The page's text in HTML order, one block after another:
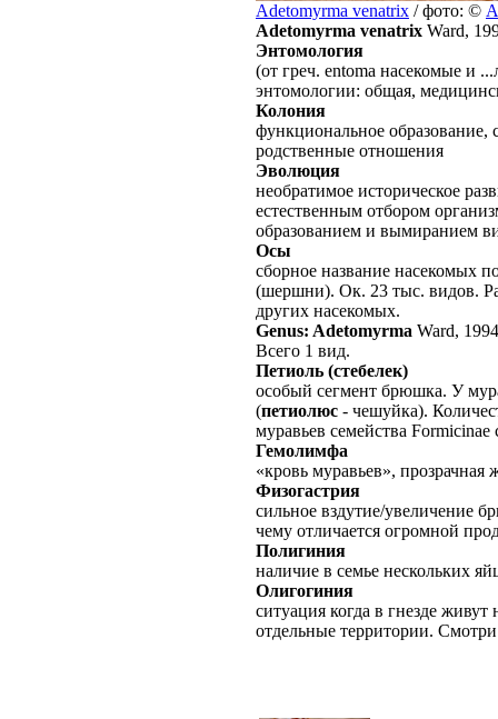
Adetomyrma venatrix / фото: ©
Adetomyrma venatrix Ward,
Энтомология
(от греч. entoma насекомые и
энтомологии: общая,
Колония
функциональное
родственные отношения
Эволюция
необратимое историческое
естественным отбором
образованием и вымиранием
Осы
сборное название насекомых
(шершни). Ок. 23 тыс. видов.
других насекомых.
Genus: Adetomyrma Ward, 1994
Всего 1 вид.
Петиоль (стебелек)
особый сегмент брюшка. У
(петиолюс - чешуйка).
муравьев семейства
Гемолимфа
«кровь муравьев»,
Физогастрия
сильное вздутие/увеличение
чему отличается огромной
Полигиния
наличие в семье нескольких
Олигогиния
ситуация когда в гнезде
отдельные территории.